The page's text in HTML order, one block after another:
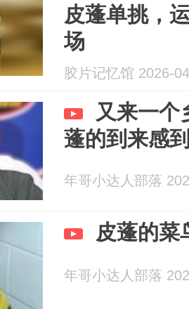
皮蓬单挑，
场
胶片记忆馆 2026-
又来一个
蓬的到来感
年哥小达人部落
皮蓬的菜
年哥小达人部落